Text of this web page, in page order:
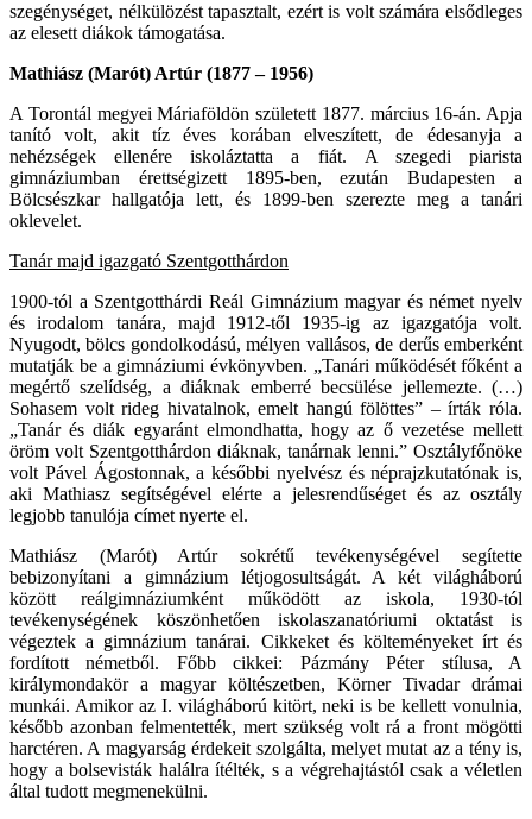
szegénységet, nélkülözést tapasztalt, ezért is volt számára elsődleges
az elesett diákok támogatása.
Mathiász (Marót) Artúr (1877 – 1956)
A Torontál megyei Máriaföldön született 1877. március 16-án. Apja
tanító volt, akit tíz éves korában elveszített, de édesanyja a
nehézségek ellenére iskoláztatta a fiát. A szegedi piarista
gimnáziumban érettségizett 1895-ben, ezután Budapesten a
Bölcsészkar hallgatója lett, és 1899-ben szerezte meg a tanári
oklevelet.
Tanár majd igazgató Szentgotthárdon
1900-tól a Szentgotthárdi Reál Gimnázium magyar és német nyelv
és irodalom tanára, majd 1912-től 1935-ig az igazgatója volt.
Nyugodt, bölcs gondolkodású, mélyen vallásos, de derűs emberként
mutatják be a gimnáziumi évkönyvben. „Tanári működését főként a
megértő szelídség, a diáknak emberré becsülése jellemezte. (…)
Sohasem volt rideg hivatalnok, emelt hangú fölöttes” – írták róla.
„Tanár és diák egyaránt elmondhatta, hogy az ő vezetése mellett
öröm volt Szentgotthárdon diáknak, tanárnak lenni.” Osztályfőnöke
volt Pável Ágostonnak, a későbbi nyelvész és néprajzkutatónak is,
aki Mathiasz segítségével elérte a jelesrendűséget és az osztály
legjobb tanulója címet nyerte el.
Mathiász (Marót) Artúr sokrétű tevékenységével segítette
bebizonyítani a gimnázium létjogosultságát. A két világháború
között reálgimnáziumként működött az iskola, 1930-tól
tevékenységének köszönhetően iskolaszanatóriumi oktatást is
végeztek a gimnázium tanárai. Cikkeket és költeményeket írt és
fordított németből. Főbb cikkei: Pázmány Péter stílusa, A
királymondakör a magyar költészetben, Körner Tivadar drámai
munkái. Amikor az I. világháború kitört, neki is be kellett vonulnia,
később azonban felmentették, mert szükség volt rá a front mögötti
harctéren. A magyarság érdekeit szolgálta, melyet mutat az a tény is,
hogy a bolsevisták halálra ítélték, s a végrehajtástól csak a véletlen
által tudott megmenekülni.